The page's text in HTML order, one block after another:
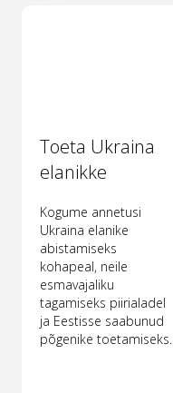
Toeta Ukraina
elanikke
Kogume annetusi
Ukraina elanike
abistamiseks
kohapeal, neile
esmavajaliku
tagamiseks piirialadel
ja Eestisse saabunud
põgenike toetamiseks.